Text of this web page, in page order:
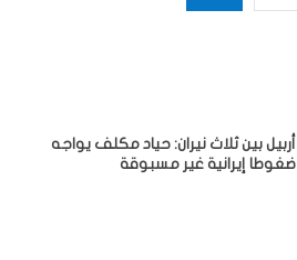
أربيل بين ثلاث نيران: حياد مكلف يواجه
ضغوطا إيرانية غير مسبوقة